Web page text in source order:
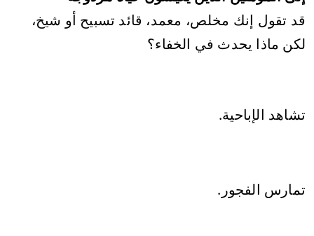
قد تقول إنك مخلص، معمد، قائد تسبيح أو شيخ،
لكن ماذا يحدث في الخفاء؟
تشاهد الإباحية.
تمارس الفجور.